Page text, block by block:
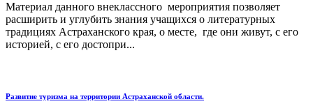
Материал данного внеклассного мероприятия позволяет
расширить и углубить знания учащихся о литературных
традициях Астраханского края, о месте, где они живут, с его
историей, с его достопри...
Развитие туризма на территории Астраханской области.